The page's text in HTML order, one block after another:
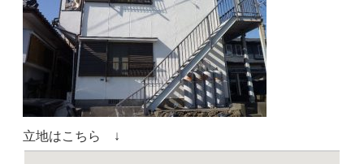
立地はこちら ↓